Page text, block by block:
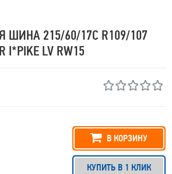
215/60/17C R109/107
I*PIKE LV RW15
В КОРЗИНУ
КУПИТЬ В 1 КЛИК